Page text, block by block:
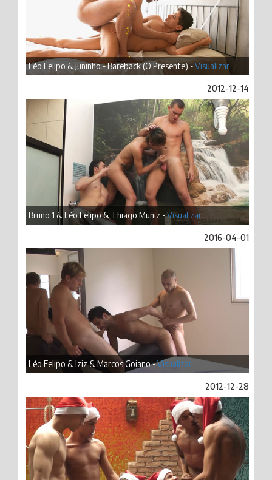
Léo Felipo & Juninho - Bareback (O Presente) -Visualizar
2012-12-14
Bruno 1 & Léo Felipo & Thiago Muniz -Visualizar
2016-04-01
Léo Felipo & Iziz & Marcos Goiano -Visualizar
2012-12-28